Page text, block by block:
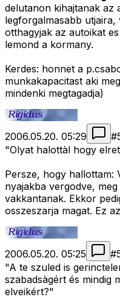
delutanon kihajtanak az
legforgalmasabb
otthagyjak az autoikat
lemond a kormany.
Kerdes: honnet a
munkakapacitast aki
mindenki megtagadja)
2006.05.20. 05:29 #
"Olyat halottàl hogy
Persze, hogy hallottam:
nyajakba vergodve,
vakkantanak. Ekkor
osszeszarja magat. Ez
2006.05.20. 05:25 #
"A te szuled is
szabadsàgért és mindig
elveikért?"